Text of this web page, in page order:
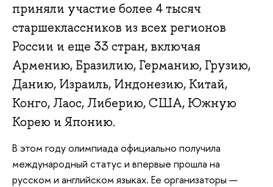
приняли участие более 4 тысяч
старшеклассников из всех регионов
России и еще 33 стран, включая
Армению, Бразилию, Германию, Грузию,
Данию, Израиль, Индонезию, Китай,
Конго, Лаос, Либерию, США, Южную
Корею и Японию.
В этом году олимпиада официально получила
международный статус и впервые прошла на
русском и английском языках. Ее организаторы —